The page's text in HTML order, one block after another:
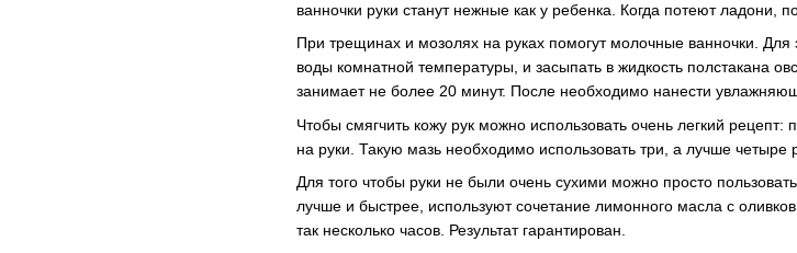
ванночки руки станут нежные как у ребенка. Когда потеют ладони,
При трещинах и мозолях на руках помогут молочные ванночки.
воды комнатной температуры, и засыпать в жидкость полстакана
занимает не более 20 минут. После необходимо нанести
Чтобы смягчить кожу рук можно использовать очень легкий
на руки. Такую мазь необходимо использовать три, а лучше четыре
Для того чтобы руки не были очень сухими можно просто
лучше и быстрее, используют сочетание лимонного масла с
так несколько часов. Результат гарантирован.